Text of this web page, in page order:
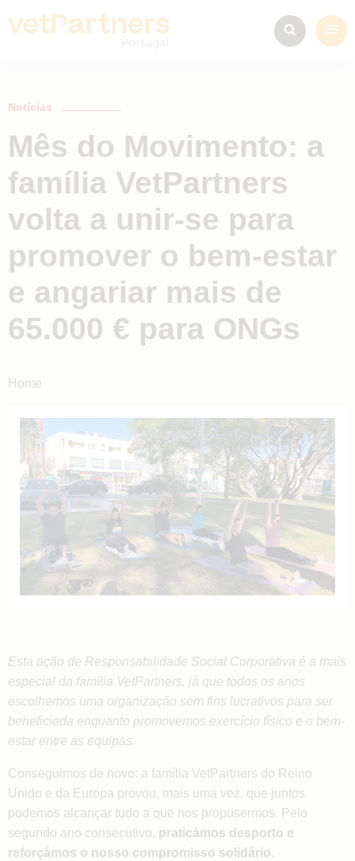
Notícias
Mês do Movimento: a
família VetPartners
volta a unir-se para
promover o bem-estar
e angariar mais de
65.000 € para ONGs
Home
Esta ação de Responsabilidade Social Corporativa é a mais
especial da família VetPartners, já que todos os anos
escolhemos uma organização sem fins lucrativos para ser
beneficiada enquanto promovemos exercício físico e o bem-
estar entre as equipas.
Conseguimos de novo: a família VetPartners do Reino
Unido e da Europa provou, mais uma vez, que juntos
podemos alcançar tudo a que nos propusermos. Pelo
segundo ano consecutivo, praticámos desporto e
reforçámos o nosso compromisso solidário.